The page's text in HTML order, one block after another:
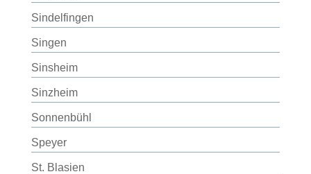
Sindelfingen
Singen
Sinsheim
Sinzheim
Sonnenbühl
Speyer
St. Blasien